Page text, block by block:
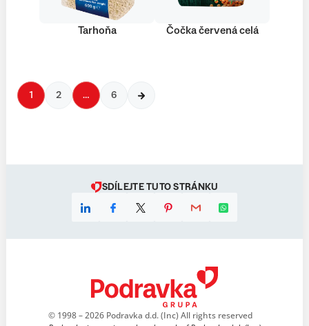
Tarhoňa Čočka červená celá
1 2 … 6
SDÍLEJTE TUTO STRÁNKU
© 1998 – 2026 Podravka d.d. (Inc) All rights reserved